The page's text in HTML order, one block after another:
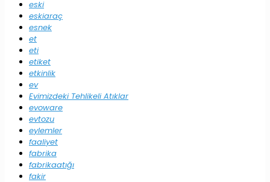
eski
eskiaraç
esnek
et
eti
etiket
etkinlik
ev
Evimizdeki Tehlikeli Atıklar
evoware
evtozu
eylemler
faaliyet
fabrika
fabrikaatığı
fakir